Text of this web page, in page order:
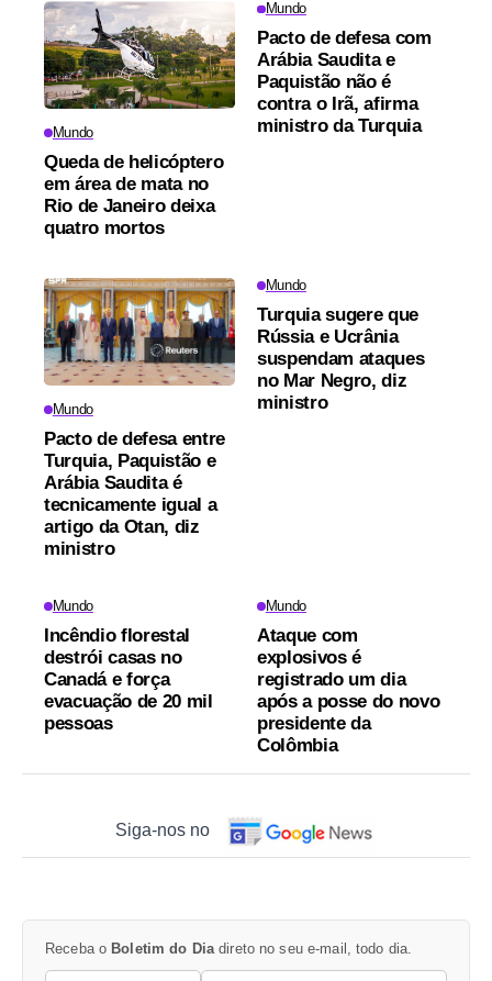
Mundo
Queda de helicóptero
em área de mata no
Rio de Janeiro deixa
quatro mortos
Mundo
Pacto de defesa com
Arábia Saudita e
Paquistão não é
contra o Irã, afirma
ministro da Turquia
Mundo
Pacto de defesa entre
Turquia, Paquistão e
Arábia Saudita é
tecnicamente igual a
artigo da Otan, diz
ministro
Mundo
Turquia sugere que
Rússia e Ucrânia
suspendam ataques
no Mar Negro, diz
ministro
Mundo
Incêndio florestal
destrói casas no
Canadá e força
evacuação de 20 mil
pessoas
Mundo
Ataque com
explosivos é
registrado um dia
após a posse do novo
presidente da
Colômbia
Siga-nos no
Receba o Boletim do Diadireto no seu e-mail, todo dia.